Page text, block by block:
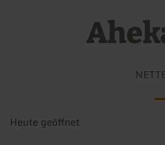
Heute geöffnet